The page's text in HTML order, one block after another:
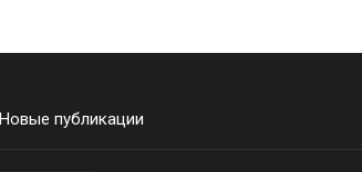
Новые публикации